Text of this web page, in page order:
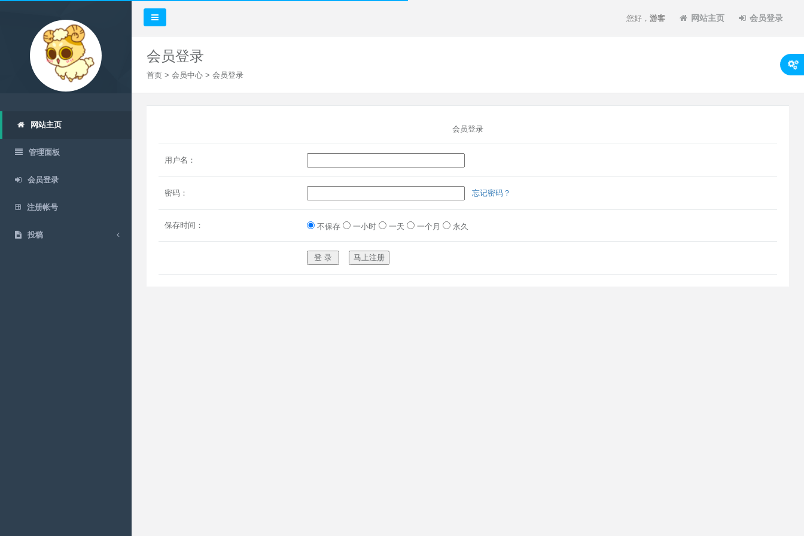
网站主页
管理面板
会员登录
注册帐号
投稿
您好， 游客 网站主页 会员登录
会员登录
首页 > 会员中心 > 会员登录
会员登录
用户名：
密码： 忘记密码？
保存时间： 不保存 一小时 一天 一个月 永久